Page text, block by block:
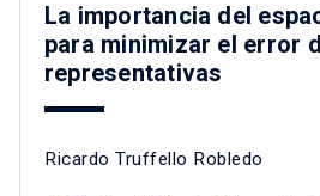
La importancia del
para minimizar el error
representativas
Ricardo Truffello Robledo